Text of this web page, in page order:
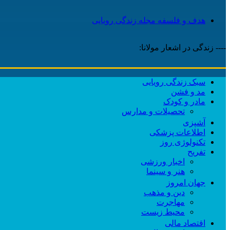
هدف و فلسفه مجله زندگی رویایی
---- زندگی در اشعار مولانا:
سبک زندگی رویایی
مد و فشن
مادر و کودک
تحصیلات و مدارس
آشپزی
اطلاعات پزشکی
تکنولوژی روز
تفریح
اخبار ورزشی
هنر و سینما
جهان امروز
دین و مذهب
مهاجرت
محیط زیست
اقتصاد مالی